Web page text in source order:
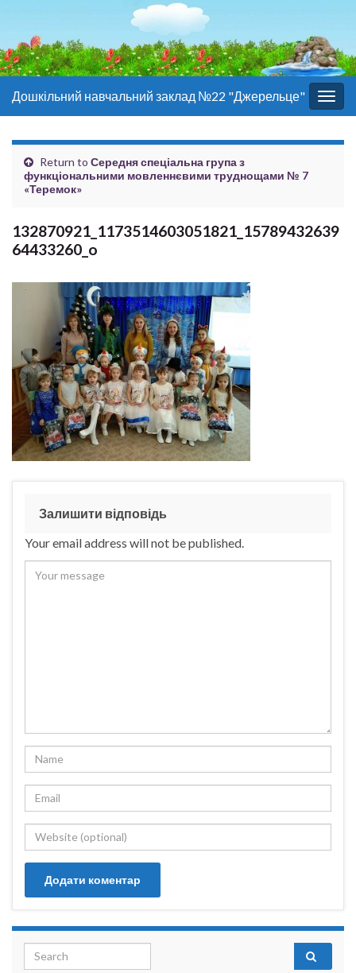
Дошкільний навчальний заклад №22 "Джерельце"
Return to Середня спеціальна група з
функціональними мовленнєвими труднощами № 7
«Теремок»
132870921_1173514603051821_15789432639
64433260_o
Залишити відповідь
Your email address will not be published.
Search for: